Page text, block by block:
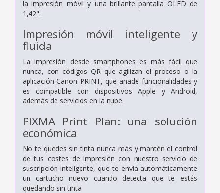
la impresión móvil y una brillante pantalla OLED de
1,42".
Impresión móvil inteligente y
fluida
La impresión desde smartphones es más fácil que
nunca, con códigos QR que agilizan el proceso o la
aplicación Canon PRINT, que añade funcionalidades y
es compatible con dispositivos Apple y Android,
además de servicios en la nube.
PIXMA Print Plan: una solución
económica
No te quedes sin tinta nunca más y mantén el control
de tus costes de impresión con nuestro servicio de
suscripción inteligente, que te envía automáticamente
un cartucho nuevo cuando detecta que te estás
quedando sin tinta.